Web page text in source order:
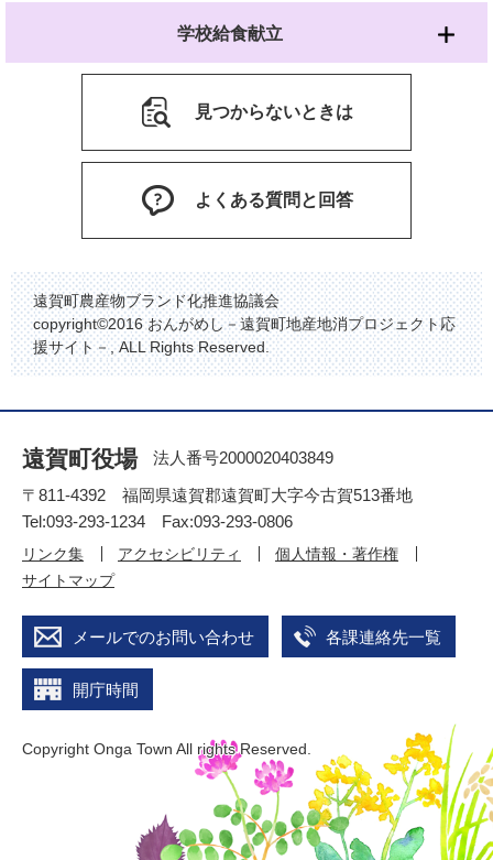
学校給食献立
見つからないときは
よくある質問と回答
遠賀町農産物ブランド化推進協議会
copyright©2016 おんがめし－遠賀町地産地消プロジェクト応
援サイト－, ALL Rights Reserved.
遠賀町役場
法人番号2000020403849
〒811-4392 福岡県遠賀郡遠賀町大字今古賀513番地
Tel:093-293-1234 Fax:093-293-0806
リンク集 アクセシビリティ
個人情報・著作権
サイトマップ
メールでのお問い合わせ 各課連絡先一覧
開庁時間
Copyright Onga Town All rights Reserved.